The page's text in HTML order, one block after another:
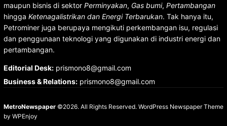
maupun bisnis di sektor Perminyakan, Gas bumi, Pertambangan
hingga Ketenagalistrikan dan Energi Terbarukan. Tak hanya itu,
Petrominer juga berupaya mengikuti perkembangan isu, regulasi
dan penggunaan teknologi yang digunakan di industri energi dan
pertambangan.
Editorial Desk:prismono8@gmail.com
Business & Relations:prismono8@gmail.com
MetroNewspaper©2026. All Rights Reserved. WordPress Newspaper Theme
by WPEnjoy